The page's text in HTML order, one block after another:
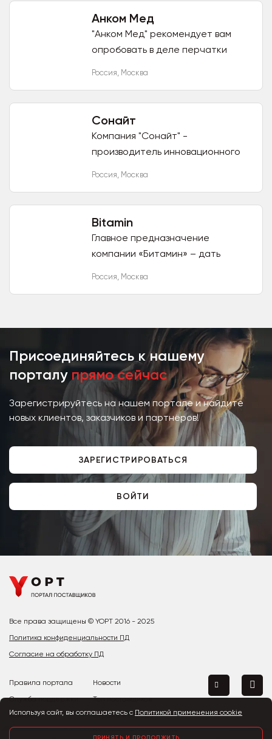
Анком Мед
"Анком Мед" рекомендует вам
опробовать в деле перчатки
Россия, Москва
Сонайт
Компания "Сонайт" -
производитель инновационного
Россия, Москва
Bitamin
Главное предназначение
компании «Битамин» – дать
Россия, Москва
Присоединяйтесь к нашему
порталу прямо сейчас
Зарегистрируйтесь на нашем портале и найдите
новых клиентов, заказчиков и партнёров!
ЗАРЕГИСТРИРОВАТЬСЯ
ВОЙТИ
Все права защищены © YOPT 2016 - 2025
Политика конфиденциальности ПД
Согласие на обработку ПД
Правила портала
Служба поддержки
Контакты
Новости
Топ поставщиков
Страны и города
Используя сайт, вы соглашаетесь с Политикой применения cookie